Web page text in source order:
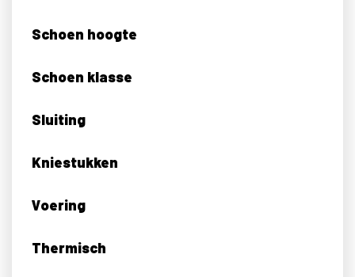
Schoen hoogte
Schoen klasse
Sluiting
Kniestukken
Voering
Thermisch